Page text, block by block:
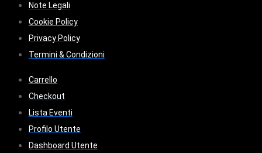
Note Legali
Cookie Policy
Privacy Policy
Termini & Condizioni
Carrello
Checkout
Lista Eventi
Profilo Utente
Dashboard Utente